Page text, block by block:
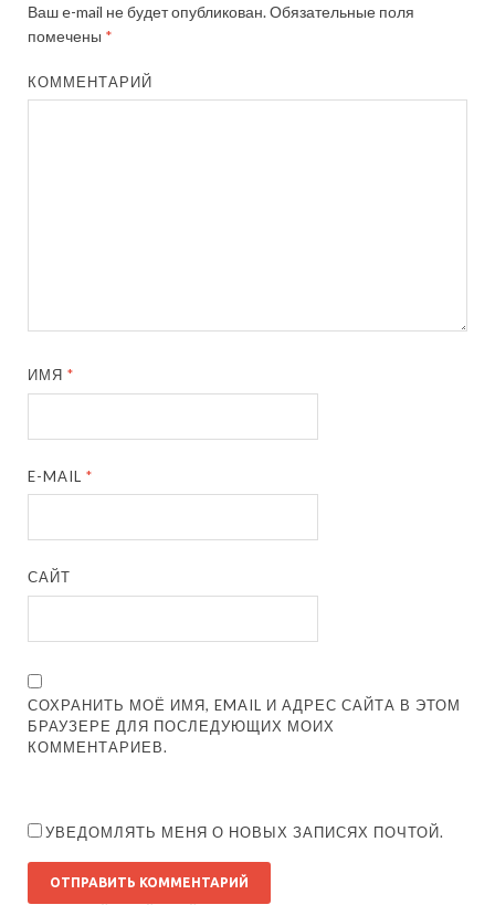
Ваш e-mail не будет опубликован.Обязательные поля
помечены *
КОММЕНТАРИЙ
ИМЯ*
E-MAIL*
САЙТ
СОХРАНИТЬ МОЁ ИМЯ, EMAIL И АДРЕС САЙТА В ЭТОМ
БРАУЗЕРЕ ДЛЯ ПОСЛЕДУЮЩИХ МОИХ
КОММЕНТАРИЕВ.
УВЕДОМЛЯТЬ МЕНЯ О НОВЫХ ЗАПИСЯХ ПОЧТОЙ.